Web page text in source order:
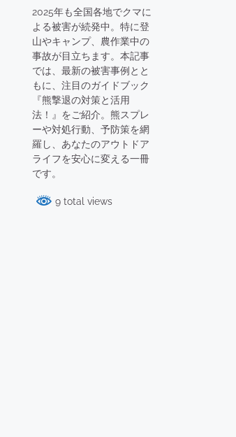
2025年も全国各地でクマに
よる被害が続発中。特に登
山やキャンプ、農作業中の
事故が目立ちます。本記事
では、最新の被害事例とと
もに、注目のガイドブック
『熊撃退の対策と活用
法！』をご紹介。熊スプレ
ーや対処行動、予防策を網
羅し、あなたのアウトドア
ライフを安心に変える一冊
です。
9 total views